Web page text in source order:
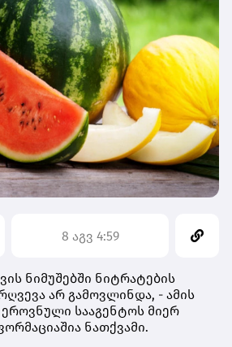
8 აგვ 4:59
ნიმუშებში ნიტრატების
არ გამოვლინდა, - ამის
ეროვნული სააგენტოს მიერ
ნათქვამი.